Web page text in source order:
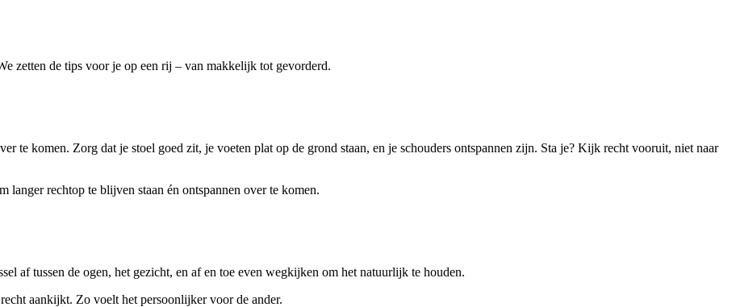
zetten de tips voor je op een rij – van makkelijk tot gevorderd.
te komen. Zorg dat je stoel goed zit, je voeten plat op de grond staan, en je schouders ontspannen zijn. Sta je? Kijk recht vooruit, niet naar
langer rechtop te blijven staan én ontspannen over te komen.
af tussen de ogen, het gezicht, en af en toe even wegkijken om het natuurlijk te houden.
aankijkt. Zo voelt het persoonlijker voor de ander.